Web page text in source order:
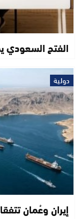
الفتح السعودي
دولية
إيران وعُمان